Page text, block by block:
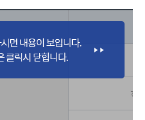
하